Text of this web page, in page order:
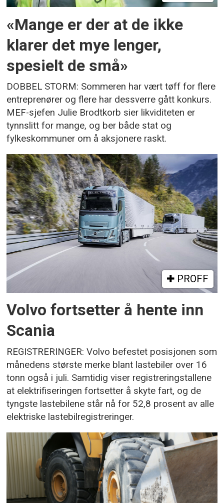
«Mange er der at de ikke
klarer det mye lenger,
spesielt de små»
DOBBEL STORM: Sommeren har vært tøff for flere
entreprenører og flere har dessverre gått konkurs.
MEF-sjefen Julie Brodtkorb sier likviditeten er
tynnslitt for mange, og ber både stat og
fylkeskommuner om å aksjonere raskt.
PROFF
Volvo fortsetter å hente inn
Scania
REGISTRERINGER: Volvo befestet posisjonen som
månedens største merke blant lastebiler over 16
tonn også i juli. Samtidig viser registreringstallene
at elektrifiseringen fortsetter å skyte fart, og de
tyngste lastebilene står nå for 52,8 prosent av alle
elektriske lastebilregistreringer.